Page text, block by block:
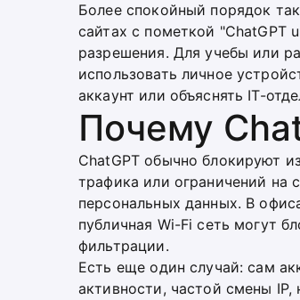
Более спокойный порядок
сайтах с пометкой "ChatGPT
разрешения. Для учебы или
использовать личное
аккаунт или объяснять IT-
Почему
ChatGPT обычно блокируют
трафика или ограничений на
персональных данных. В
публичная Wi-Fi сеть могут
фильтрации.
Есть еще один случай: сам
активности, частой смены